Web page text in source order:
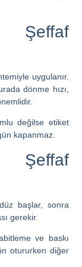
Şeffaf
uygulanır.
dönme hızı,
değilse etiket
kapanmaz.
başlar, sonra
gerekir.
ve baskı
otururken diğer